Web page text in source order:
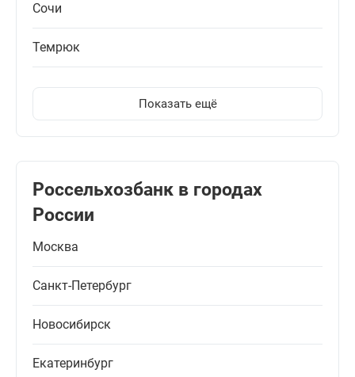
Сочи
Темрюк
Показать ещё
Россельхозбанк в городах
России
Москва
Санкт-Петербург
Новосибирск
Екатеринбург